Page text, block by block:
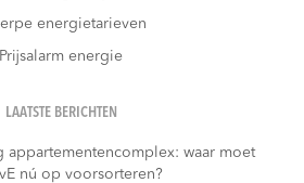
energietarieven
Prijsalarm energie
LAATSTE BERICHTEN
appartementencomplex: waar moet
nú op voorsorteren?